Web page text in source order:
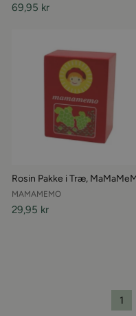
69,95 kr
Rosin Pakke i Træ,
MAMAMEMO
29,95 kr
1